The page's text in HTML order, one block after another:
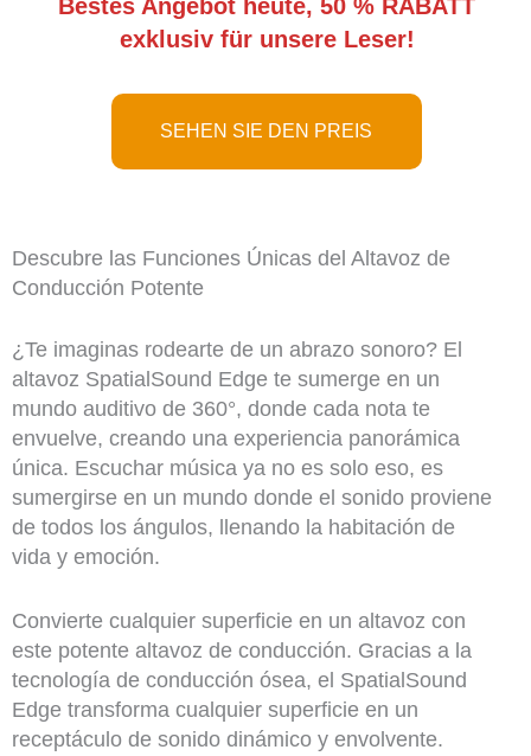
Bestes Angebot heute, 50 % RABATT
exklusiv für unsere Leser!
SEHEN SIE DEN PREIS
Descubre las Funciones Únicas del Altavoz de
Conducción Potente
¿Te imaginas rodearte de un abrazo sonoro? El
altavoz SpatialSound Edge te sumerge en un
mundo auditivo de 360°, donde cada nota te
envuelve, creando una experiencia panorámica
única. Escuchar música ya no es solo eso, es
sumergirse en un mundo donde el sonido proviene
de todos los ángulos, llenando la habitación de
vida y emoción.
Convierte cualquier superficie en un altavoz con
este potente altavoz de conducción. Gracias a la
tecnología de conducción ósea, el SpatialSound
Edge transforma cualquier superficie en un
receptáculo de sonido dinámico y envolvente.